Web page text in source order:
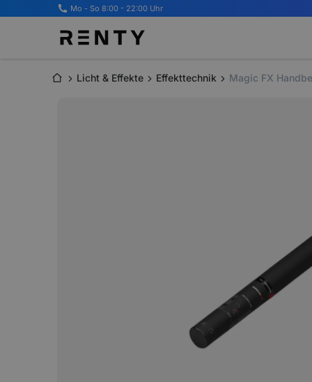
Mo - So 8:00 - 22:00 Uhr
Licht & Effekte Effekttechnik Magic FX